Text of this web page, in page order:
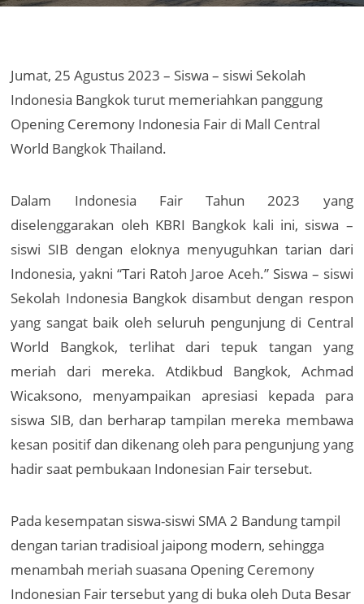
Jumat, 25 Agustus 2023 – Siswa – siswi Sekolah
Indonesia Bangkok turut memeriahkan panggung
Opening Ceremony Indonesia Fair di Mall Central
World Bangkok Thailand.
Dalam Indonesia Fair Tahun 2023 yang
diselenggarakan oleh KBRI Bangkok kali ini, siswa –
siswi SIB dengan eloknya menyuguhkan tarian dari
Indonesia, yakni “Tari Ratoh Jaroe Aceh.” Siswa – siswi
Sekolah Indonesia Bangkok disambut dengan respon
yang sangat baik oleh seluruh pengunjung di Central
World Bangkok, terlihat dari tepuk tangan yang
meriah dari mereka. Atdikbud Bangkok, Achmad
Wicaksono, menyampaikan apresiasi kepada para
siswa SIB, dan berharap tampilan mereka membawa
kesan positif dan dikenang oleh para pengunjung yang
hadir saat pembukaan Indonesian Fair tersebut.
Pada kesempatan siswa-siswi SMA 2 Bandung tampil
dengan tarian tradisioal jaipong modern, sehingga
menambah meriah suasana Opening Ceremony
Indonesian Fair tersebut yang di buka oleh Duta Besar